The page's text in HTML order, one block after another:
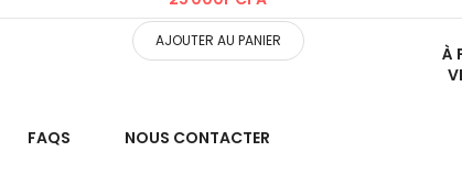
AJOUTER AU PANIER
À
FAQS NOUS CONTACTER